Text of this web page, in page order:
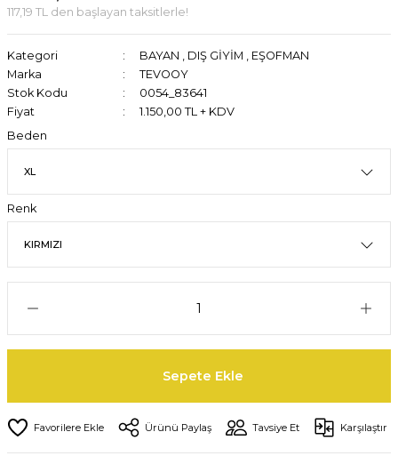
117,19 TL den başlayan taksitlerle!
Kategori BAYAN , DIŞ GİYİM , EŞOFMAN
Marka
TEVOOY
Stok Kodu
0054_83641
Fiyat
1.150,00 TL + KDV
Beden
Renk
Sepete Ekle
Ürünü Paylaş Tavsiye Et Karşılaştır